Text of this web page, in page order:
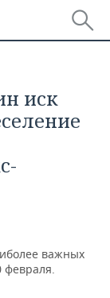
иск
важных
февраля.